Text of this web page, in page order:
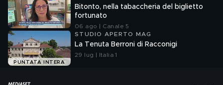
Bitonto, nella tabaccheria del biglietto
fortunato
06 ago | Canale 5
PUNTATA INTERA
STUDIO APERTO MAG
La Tenuta Berroni di Racconigi
29 lug | Italia 1